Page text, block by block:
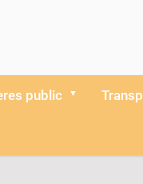
public